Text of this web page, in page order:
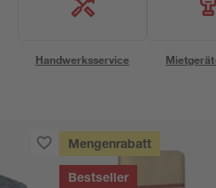
Handwerksservice
Mengenrabatt
Bestseller